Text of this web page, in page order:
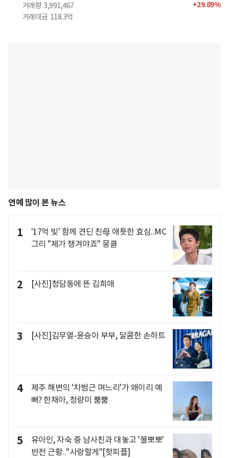
거래량 3,991,467
거래대금 118.3억
+29.89%
연예 많이 본 뉴스
1
'17억 빚' 함께 견딘 친母 애틋한 효심..MC
그리 "제가 챙겨야죠" 뭉클
2 [사진]청담동에 뜬 김희애
3 [사진]김무열-윤승아 부부, 달콤한 손하트
4
제주 해변의 '차범근 며느리'가 왜이리 예
뻐? 한채아, 청량미 뿜뿜
5
유아인, 자숙 중 남사친과 대놓고 '볼뽀뽀'
반전 근황.."사랑할게"[핫피플]